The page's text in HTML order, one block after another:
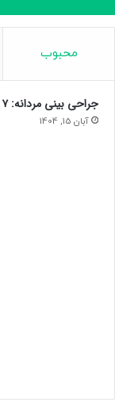
محبوب
جراحی بینی مردانه: ۷ تفاوت کلیدی که بینی شما را “زنانه” نمی‌کند!
آبان 15, 1404